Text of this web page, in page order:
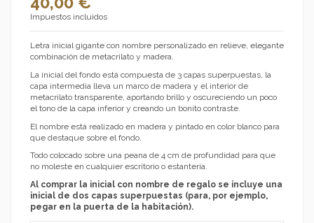
Impuestos incluidos
Letra inicial gigante con nombre personalizado en relieve, elegante
combinación de metacrilato y madera.
La inicial del fondo está compuesta de 3 capas superpuestas, la
capa intermedia lleva un marco de madera y el interior de
metacrilato transparente, aportando brillo y oscureciendo un poco
el tono de la capa inferior y creando un bonito contraste.
El nombre está realizado en madera y pintado en color blanco para
que destaque sobre el fondo.
Todo colocado sobre una peana de 4 cm de profundidad para que
no moleste en cualquier escritorio o estantería.
Al comprar la inicial con nombre de regalo se incluye una
inicial de dos capas superpuestas (para, por ejemplo,
pegar en la puerta de la habitación).